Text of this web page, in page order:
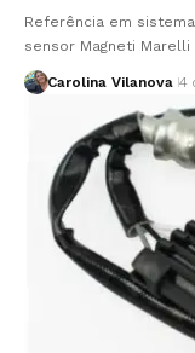
Referência em
sensor Magneti
Carolina Vilanova 4